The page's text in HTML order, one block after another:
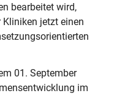
bearbeitet wird,
jetzt einen
01. September
im